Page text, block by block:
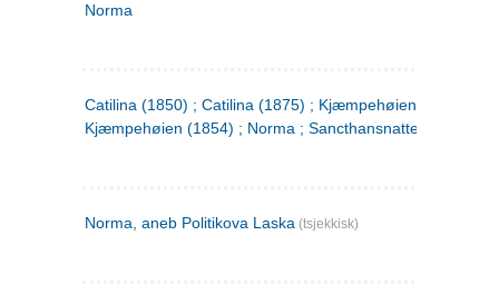
Norma
Catilina (1850) ; Catilina (1875) ; Kjæmpehøien (1850) ;
Kjæmpehøien (1854) ; Norma ; Sancthansnatten
Norma, aneb Politikova Laska (tsjekkisk)